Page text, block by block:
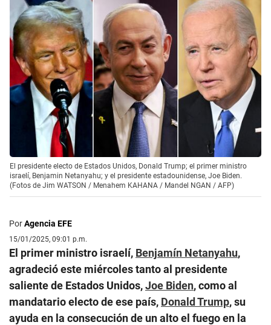
El presidente electo de Estados Unidos, Donald Trump; el primer ministro
israelí, Benjamin Netanyahu; y el presidente estadounidense, Joe Biden.
(Fotos de Jim WATSON / Menahem KAHANA / Mandel NGAN / AFP)
PorAgencia EFE
15/01/2025, 09:01 p.m.
El primer ministro israelí, Benjamín Netanyahu,
agradeció este miércoles tanto al presidente
saliente de Estados Unidos,Joe Biden, como al
mandatario electo de ese país, Donald Trump, su
ayuda en la consecución de un alto el fuego en la